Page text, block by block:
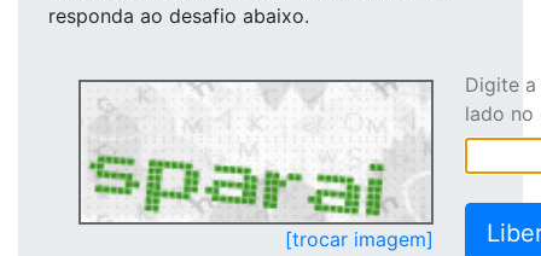
responda ao desafio abaixo.
[trocar imagem]
Digite
lado no